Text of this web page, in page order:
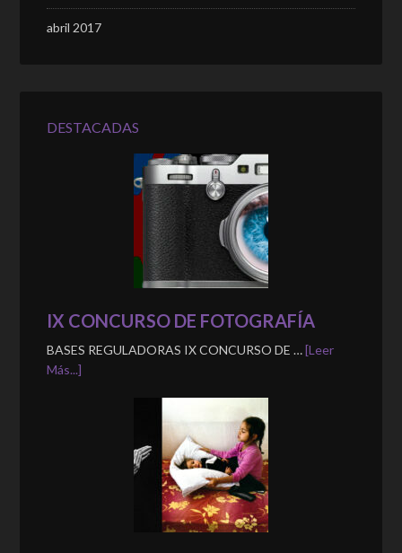
abril 2017
DESTACADAS
IX CONCURSO DE FOTOGRAFÍA
BASES REGULADORAS IX CONCURSO DE …[Leer
Más...]